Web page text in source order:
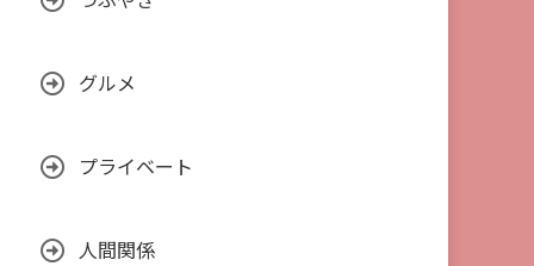
グルメ
プライベート
人間関係